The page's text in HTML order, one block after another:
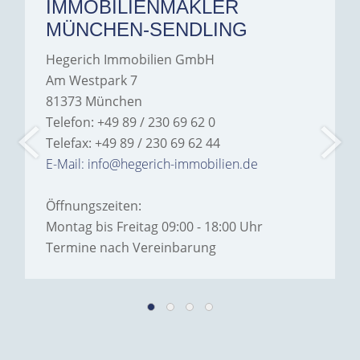
IMMOBILIENMAKLER
MÜNCHEN-SENDLING
Hegerich Immobilien GmbH
Am Westpark 7
81373 München
Telefon: +49 89 / 230 69 62 0
Telefax: +49 89 / 230 69 62 44
E-Mail: info@hegerich-immobilien.de
Öffnungszeiten:
Montag bis Freitag 09:00 - 18:00 Uhr
Termine nach Vereinbarung